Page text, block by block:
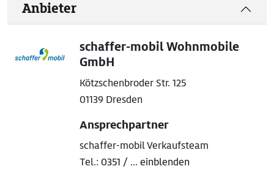
Anbieter
schaffer-mobil Wohnmobile
GmbH
Kötzschenbroder Str. 125
01139 Dresden
Ansprechpartner
schaffer-mobil Verkaufsteam
Tel.: 0351 / ... einblenden